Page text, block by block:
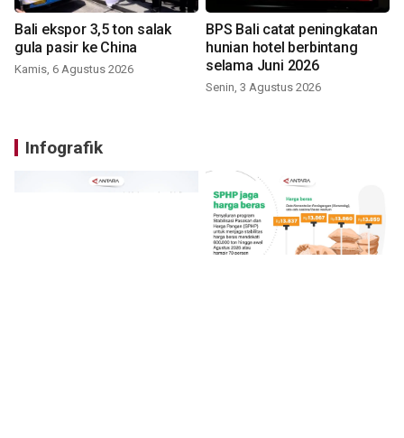
Bali ekspor 3,5 ton salak
gula pasir ke China
Kamis, 6 Agustus 2026
BPS Bali catat peningkatan
hunian hotel berbintang
selama Juni 2026
Senin, 3 Agustus 2026
Infografik